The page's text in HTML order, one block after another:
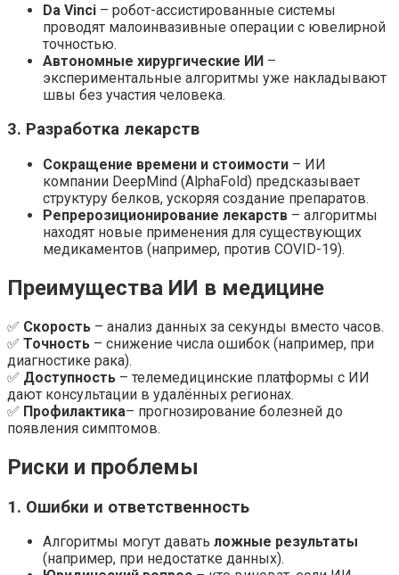
Da Vinci – робот-ассистированные системы
проводят малоинвазивные операции с ювелирной
точностью.
Автономные хирургические ИИ –
экспериментальные алгоритмы уже накладывают
швы без участия человека.
3. Разработка лекарств
Сокращение времени и стоимости – ИИ
компании DeepMind (AlphaFold) предсказывает
структуру белков, ускоряя создание препаратов.
Репрерозиционирование лекарств – алгоритмы
находят новые применения для существующих
медикаментов (например, против COVID-19).
Преимущества ИИ в медицине
✅ Скорость – анализ данных за секунды вместо часов.
✅ Точность – снижение числа ошибок (например, при
диагностике рака).
✅ Доступность – телемедицинские платформы с ИИ
дают консультации в удалённых регионах.
✅ Профилактика– прогнозирование болезней до
появления симптомов.
Риски и проблемы
1. Ошибки и ответственность
Алгоритмы могут давать ложные результаты
(например, при недостатке данных).